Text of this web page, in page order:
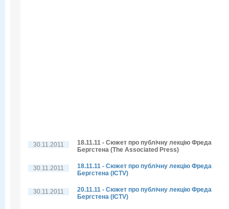
30.11.2011
18.11.11 - Сюжет про публічну лекцію Фреда
Бергстена (The Associated Press)
30.11.2011
18.11.11 - Сюжет про публічну лекцію Фреда
Бергстена (ICTV)
30.11.2011
20.11.11 - Сюжет про публічну лекцію Фреда
Бергстена (ICTV)